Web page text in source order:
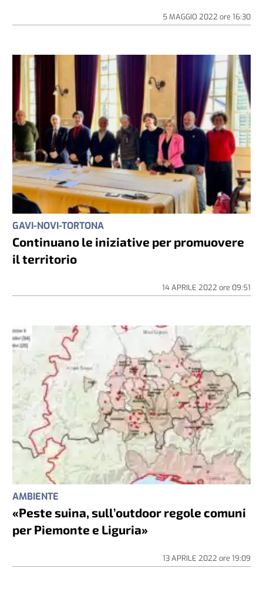
5 MAGGIO 2022 ore 16:30
GAVI-NOVI-TORTONA
Continuano le iniziative per promuovere
il territorio
14 APRILE 2022 ore 09:51
AMBIENTE
«Peste suina, sull’outdoor regole comuni
per Piemonte e Liguria»
13 APRILE 2022 ore 19:09